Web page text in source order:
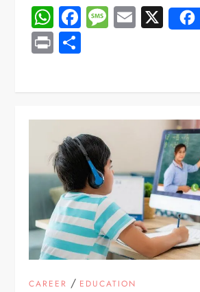
WhatsApp
Facebook
Message
Email
X
Print
CAREER / EDUCATION